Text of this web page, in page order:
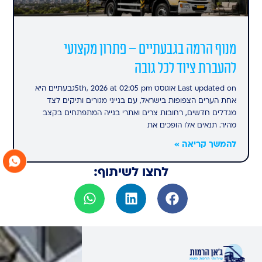
מנוף הרמה בגבעתיים – פתרון מקצועי
להעברת ציוד לכל גובה
Last updated on אוגוסט 5th, 2026 at 02:05 pmגבעתיים היא
אחת הערים הצפופות בישראל, עם בנייני מגורים ותיקים לצד
מגדלים חדשים, רחובות צרים ואתרי בנייה המתפתחים בקצב
מהיר. תנאים אלו הופכים את
להמשך קריאה »
לחצו לשיתוף: